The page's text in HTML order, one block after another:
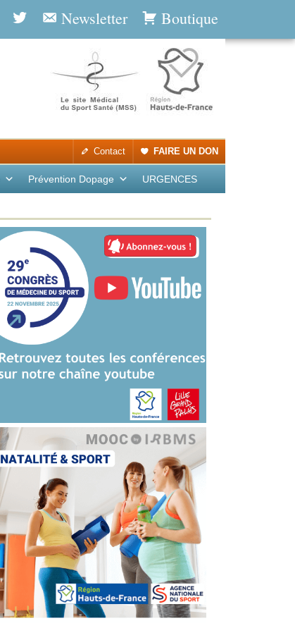
Boutique
Newsletter
FAIRE UN DON
Contact
Prévention Dopage URGENCES